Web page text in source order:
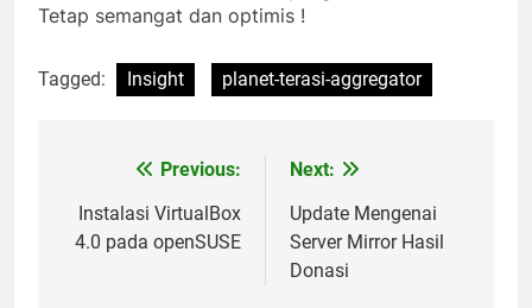
Tetap semangat dan optimis !
Tagged: Insight planet-terasi-aggregator
navigation
Previous:
Instalasi VirtualBox
4.0 pada openSUSE
Next:
Update Mengenai
Server Mirror Hasil
Donasi